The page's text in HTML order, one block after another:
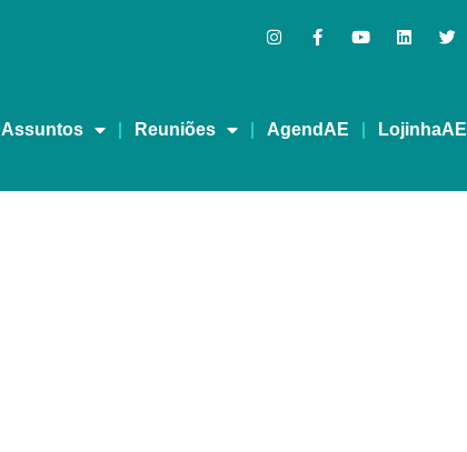
Assuntos Reuniões AgendAE LojinhaAE